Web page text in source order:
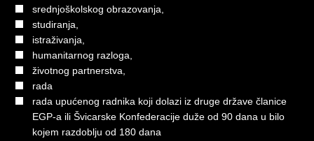
srednjoškolskog obrazovanja,
studiranja,
istraživanja,
humanitarnog razloga,
životnog partnerstva,
rada
rada upućenog radnika koji dolazi iz druge države članice
EGP-a ili Švicarske Konfederacije duže od 90 dana u bilo
kojem razdoblju od 180 dana